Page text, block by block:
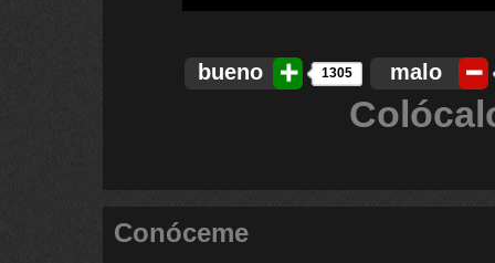
bueno 1305 malo
Conóceme